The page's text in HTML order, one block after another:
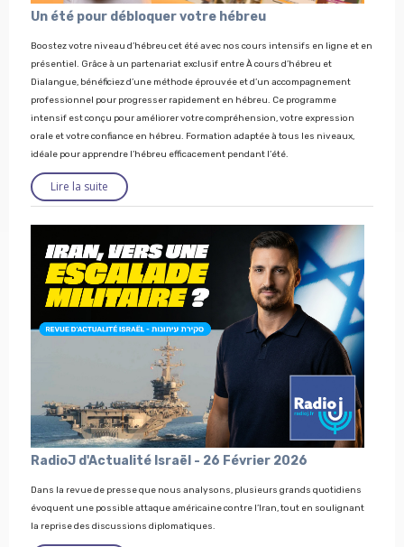
Un été pour débloquer votre hébreu
Boostez votre niveau d’hébreu cet été avec nos cours intensifs en ligne et en
présentiel. Grâce à un partenariat exclusif entre À cours d’hébreu et
Dialangue, bénéficiez d’une méthode éprouvée et d’un accompagnement
professionnel pour progresser rapidement en hébreu. Ce programme
intensif est conçu pour améliorer votre compréhension, votre expression
orale et votre confiance en hébreu. Formation adaptée à tous les niveaux,
idéale pour apprendre l’hébreu efficacement pendant l’été.
Lire la suite
RadioJ d'Actualité Israël - 26 Février 2026
Dans la revue de presse que nous analysons, plusieurs grands quotidiens
évoquent une possible attaque américaine contre l’Iran, tout en soulignant
la reprise des discussions diplomatiques.